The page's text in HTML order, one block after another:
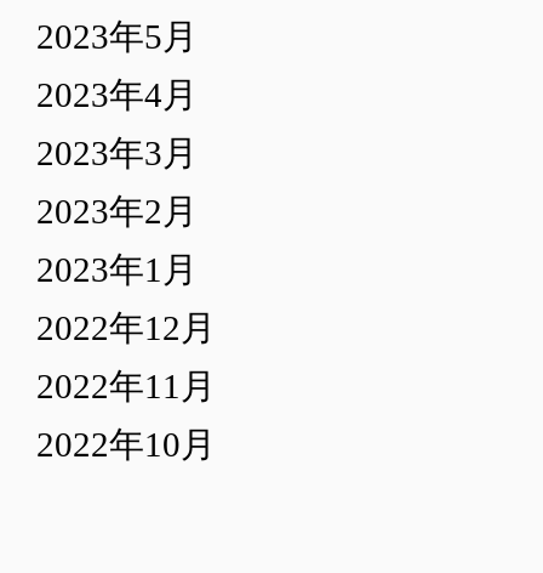
2023年5月
2023年4月
2023年3月
2023年2月
2023年1月
2022年12月
2022年11月
2022年10月